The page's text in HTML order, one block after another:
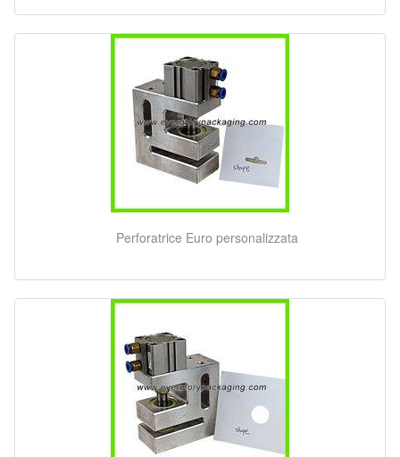
Perforatrice Euro personalizzata